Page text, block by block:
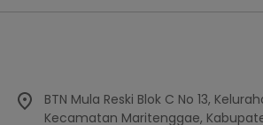
BTN Mula Reski Blok C No 13,
Kecamatan Maritenggae,